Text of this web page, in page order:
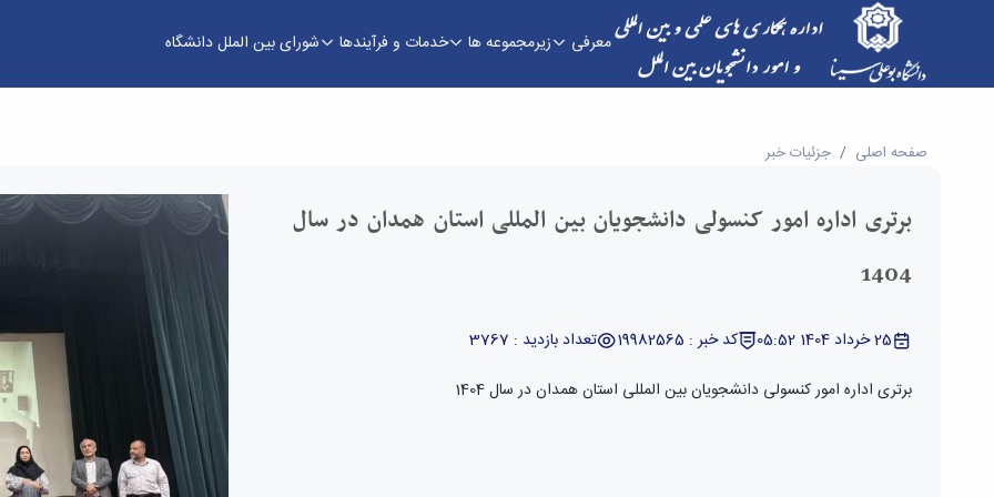
معرفی زیرمجموعه ها خدمات و فرآیندها شورای بین الملل دانشگاه
برتری اداره امور کنسولی دانشجویان بین المللی استان همدان در سال 1404 - اداره بین الملل
صفحه اصلی جزئیات خبر
برتری اداره امور کنسولی دانشجویان بین المللی استان همدان در سال
1404
25 خرداد 1404 05:52 کد خبر : 19982565
تعداد بازدید : 3767
برتری اداره امور کنسولی دانشجویان بین المللی استان همدان در سال 1404